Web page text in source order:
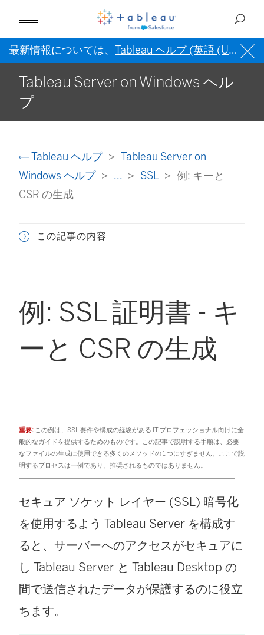
最新情報については、 Tableau ヘルプ (英語 (US)) を
Tableau Server on Windows ヘル
プ
Tableau ヘルプ
Tableau Server on
Windows ヘルプ
... SSL
例: キーと
CSR の生成
この記事の内容
例: SSL 証明書 - キ
ーと CSR の生成
重要: この例は、SSL 要件や構成の経験がある IT プロフェッショナル向けに全
般的なガイドを提供するためのものです。この記事で説明する手順は、必要
なファイルの生成に使用できる多くのメソッドの 1 つにすぎません。ここで説
明するプロセスは一例であり、推奨されるものではありません。
セキュア ソケット レイヤー (SSL) 暗号化
を使用するよう Tableau Server を構成す
ると、サーバーへのアクセスがセキュアに
し Tableau Server と Tableau Desktop の
間で送信されたデータが保護するのに役立
ちます。